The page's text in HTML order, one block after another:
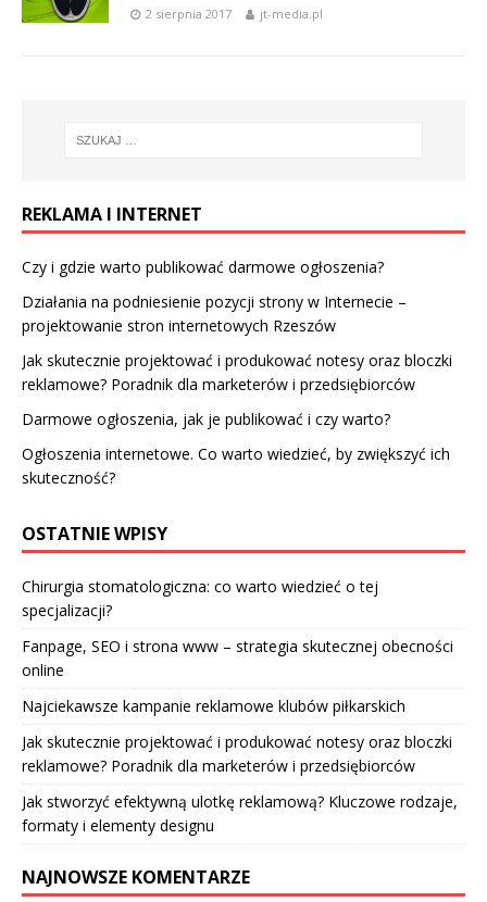
2 sierpnia 2017 jt-media.pl
REKLAMA I INTERNET
Czy i gdzie warto publikować darmowe ogłoszenia?
Działania na podniesienie pozycji strony w Internecie –
projektowanie stron internetowych Rzeszów
Jak skutecznie projektować i produkować notesy oraz bloczki
reklamowe? Poradnik dla marketerów i przedsiębiorców
Darmowe ogłoszenia, jak je publikować i czy warto?
Ogłoszenia internetowe. Co warto wiedzieć, by zwiększyć ich
skuteczność?
OSTATNIE WPISY
Chirurgia stomatologiczna: co warto wiedzieć o tej
specjalizacji?
Fanpage, SEO i strona www – strategia skutecznej obecności
online
Najciekawsze kampanie reklamowe klubów piłkarskich
Jak skutecznie projektować i produkować notesy oraz bloczki
reklamowe? Poradnik dla marketerów i przedsiębiorców
Jak stworzyć efektywną ulotkę reklamową? Kluczowe rodzaje,
formaty i elementy designu
NAJNOWSZE KOMENTARZE